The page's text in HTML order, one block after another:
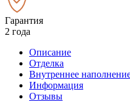
Гарантия
2 года
Описание
Отделка
Внутреннее
Информация
Отзывы